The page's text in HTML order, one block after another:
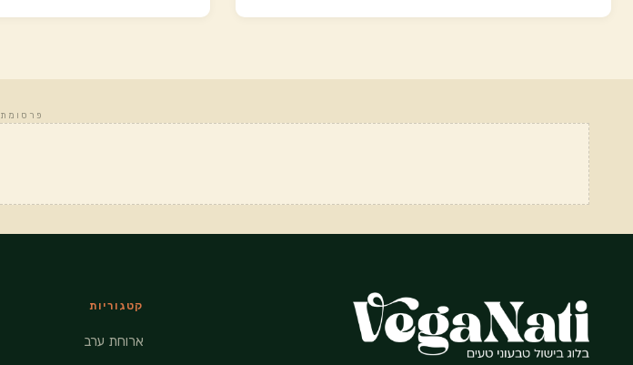
פרסומת
קטגוריות
ארוחת ערב